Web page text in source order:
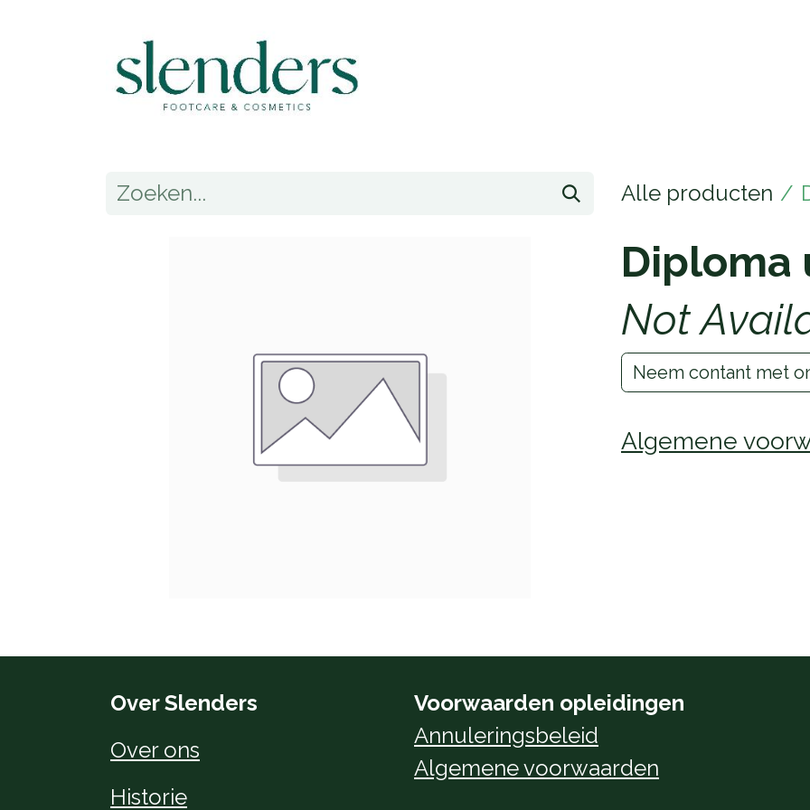
Alle producten
Diploma
Not
Neem contant met
Algemene
Voorwaarden opleidingen
Annuleringsbeleid
Algemene voorwaarden
Over Slenders
Over ons
Historie